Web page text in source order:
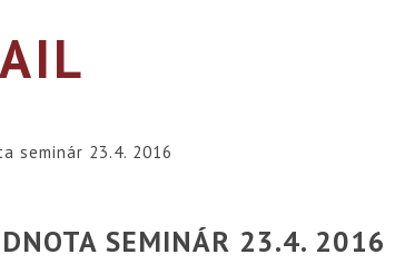
seminár 23.4. 2016
SEMINÁR 23.4. 2016